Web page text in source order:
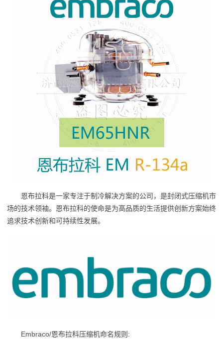
恩布拉科是一家专注于制冷解决方案的公司，是封闭式压缩机市
场的技术领袖。恩布拉科的使命是为高品质的生活提供创新方案始终
追求技术创新和可持续性发展。
Embraco/恩布拉科压缩机命名规则: